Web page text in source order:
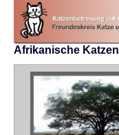
Afrikanische Katzen